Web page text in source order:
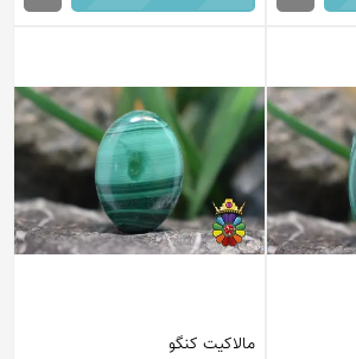
مالاکیت کنگو